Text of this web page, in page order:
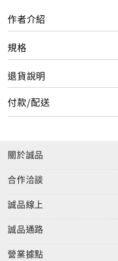
作者介紹
規格
退貨說明
付款/配送
關於誠品
合作洽談
誠品線上
誠品通路
營業據點